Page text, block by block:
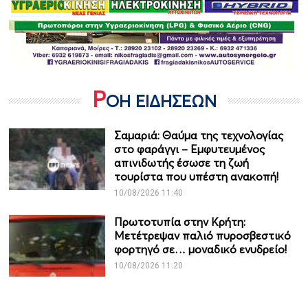
ΡΟΗ ΕΙΔΗΣΕΩΝ
Σαμαριά: Θαύμα της τεχνολογίας
στο φαράγγι – Εμφυτευμένος
απινιδωτής έσωσε τη ζωή
τουρίστα που υπέστη ανακοπή!
10/08/2026 11:40
Πρωτοτυπία στην Κρήτη:
Μετέτρεψαν παλιό πυροσβεστικό
φορτηγό σε… μοναδικό ενυδρείο!
10/08/2026 11:20